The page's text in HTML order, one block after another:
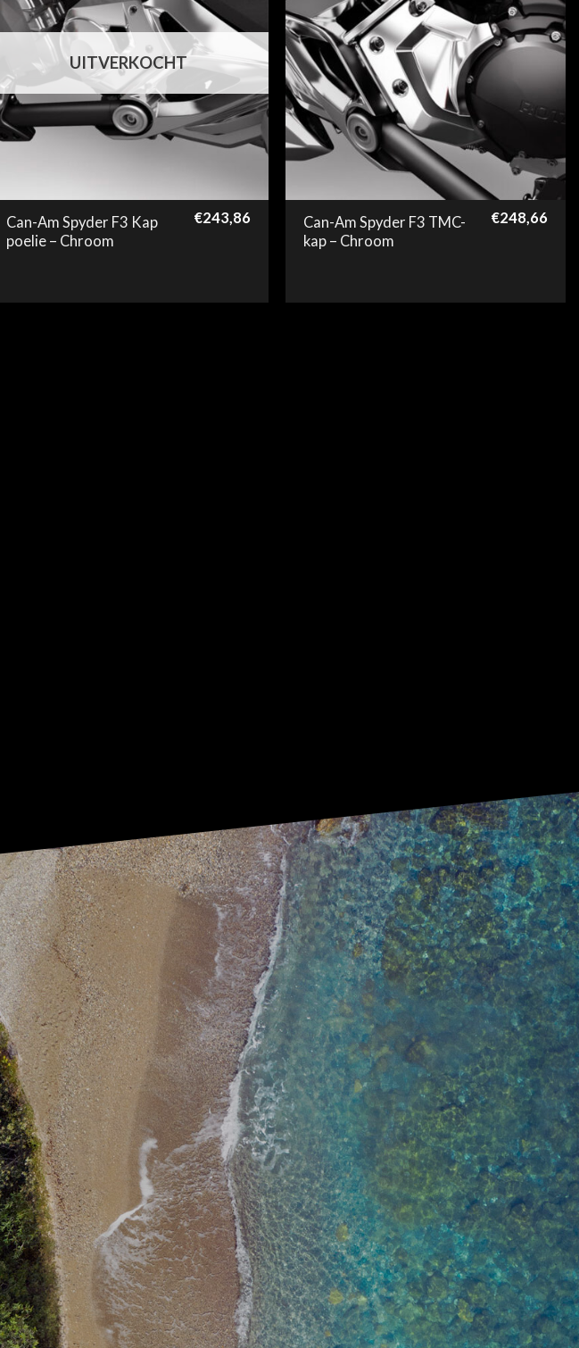
UITVERKOCHT
Can-Am Spyder F3 Kap
poelie – Chroom
€243,86
Can-Am Spyder F3 TMC-
kap – Chroom
€248,66